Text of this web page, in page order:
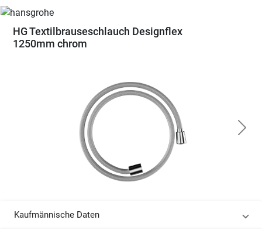
HG Textilbrauseschlauch Designflex
1250mm chrom
Kaufmännische Daten